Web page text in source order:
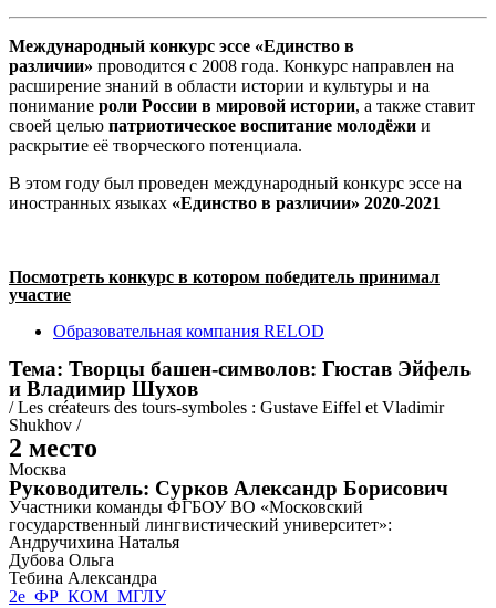
Международный конкурс эссе «Единство в
различии» проводится с 2008 года. Конкурс направлен на
расширение знаний в области истории и культуры и на
понимание роли России в мировой истории, а также ставит
своей целью патриотическое воспитание молодёжи и
раскрытие её творческого потенциала.
В этом году был проведен международный конкурс эссе на
иностранных языках «Единство в различии» 2020-2021
Посмотреть конкурс в котором победитель принимал
участие
Образовательная компания RELOD
Тема: Творцы башен-символов: Гюстав Эйфель
и Владимир Шухов
/ Les créateurs des tours-symboles : Gustave Eiffel et Vladimir
Shukhov /
2 место
Москва
Руководитель: Сурков Александр Борисович
Участники команды ФГБОУ ВО «Московский
государственный лингвистический университет»:
Андручихина Наталья
Дубова Ольга
Тебина Александра
2е_ФР_КОМ_МГЛУ